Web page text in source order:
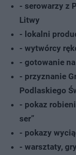
- serowarzy z
Litwy
- lokalni
- wytwórcy
- gotowanie
- przyznanie
Podlaskiego
- pokaz
ser”
- pokazy
- warsztaty,